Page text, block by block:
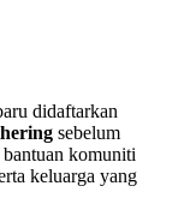
didaftarkan
sebelum
komuniti
keluarga yang